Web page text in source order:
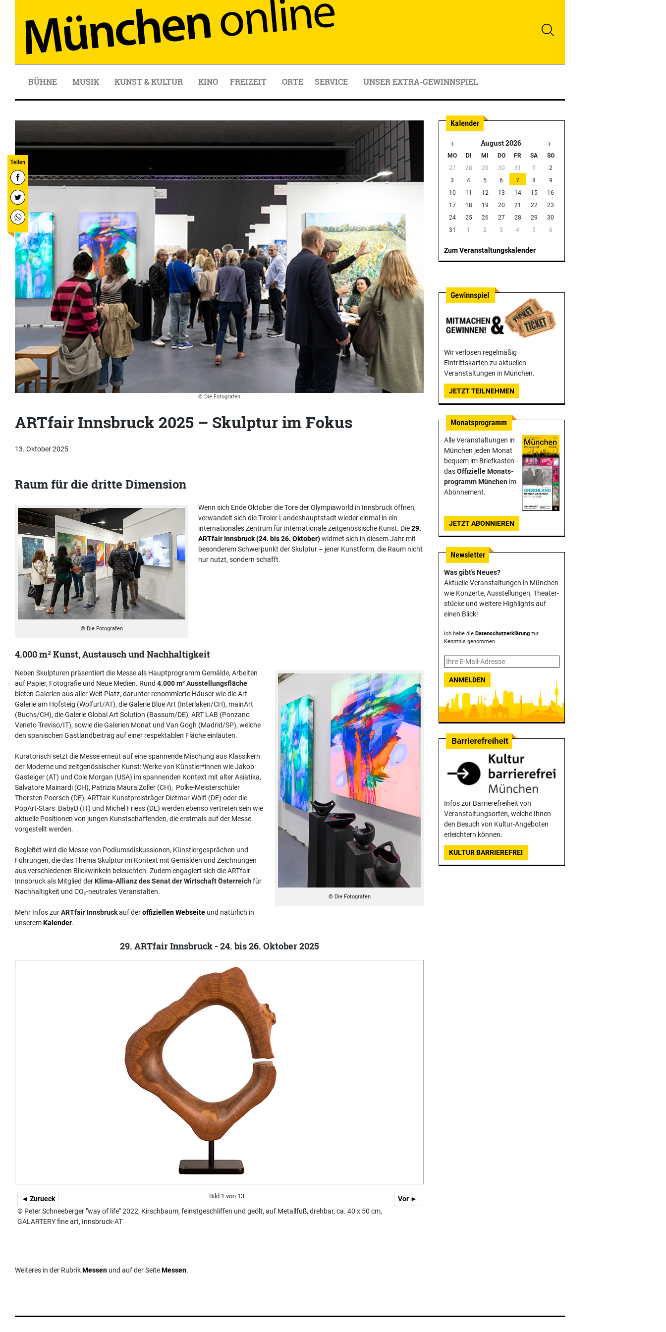
BÜHNE MUSIK KUNST & KULTUR KINO FREIZEIT ORTE SERVICE UNSER EXTRA-GEWINNSPIEL
© Die Fotografen
ARTfair Innsbruck 2025 – Skulptur im Fokus
13. Oktober 2025
Raum für die dritte Dimension
© Die Fotografen
Wenn sich Ende Oktober die Tore der Olympiaworld in Innsbruck öffnen,
verwandelt sich die Tiroler Landeshauptstadt wieder einmal in ein
internationales Zentrum für internationale zeitgenössische Kunst. Die29.
ARTfair Innsbruck (24. bis 26. Oktober)widmet sich in diesem Jahr mit
besonderem Schwerpunkt der Skulptur – jener Kunstform, die Raum nicht
nur nutzt, sondern schafft.
4.000 m² Kunst, Austausch und Nachhaltigkeit
© Die Fotografen
Neben Skulpturen präsentiert die Messe als Hauptprogramm Gemälde, Arbeiten
auf Papier, Fotografie und Neue Medien. Rund 4.000 m² Ausstellungsfläche
bieten Galerien aus aller Welt Platz, darunter renommierte Häuser wie die Art-
Galerie am Hofsteig (Wolfurt/AT), die Galerie Blue Art (Interlaken/CH), mainArt
(Buchs/CH), die Galerie Global Art Solution (Bassum/DE), ART LAB (Ponzano
Veneto Treviso/IT), sowie die Galerien Monat und Van Gogh (Madrid/SP), welche
den spanischen Gastlandbeitrag auf einer respektablen Fläche einläuten.
Kuratorisch setzt die Messe erneut auf eine spannende Mischung aus Klassikern
der Moderne und zeitgenössischer Kunst: Werke von Künstler*innen wie Jakob
Gasteiger (AT) und Cole Morgan (USA) im spannenden Kontext mit alter Asiatika,
Salvatore Mainardi (CH), Patrizia Maura Zoller (CH), Polke-Meisterschüler
Thorsten Poersch (DE), ARTfair-Kunstpreisträger Dietmar Wölfl (DE) oder die
PopArt-Stars BabyD (IT) und Michel Friess (DE) werden ebenso vertreten sein wie
aktuelle Positionen von jungen Kunstschaffenden, die erstmals auf der Messe
vorgestellt werden.
Begleitet wird die Messe von Podiumsdiskussionen, Künstlergesprächen und
Führungen, die das Thema Skulptur im Kontext mit Gemälden und Zeichnungen
aus verschiedenen Blickwinkeln beleuchten. Zudem engagiert sich die ARTfair
Innsbruck als Mitglied derKlima-Allianz des Senat der Wirtschaft Österreichfür
Nachhaltigkeit und CO₂-neutrales Veranstalten.
Mehr Infos zurARTfair Innsbruckauf deroffiziellen Webseite und natürlich in
unseremKalender.
29. ARTfair Innsbruck - 24. bis 26. Oktober 2025
◄ Zurueck Vor ►
Bild 1 von 13
© Peter Schneeberger "way of life" 2022, Kirschbaum, feinstgeschliffen und geölt, auf Metallfuß, drehbar, ca. 40 x 50 cm,
GALARTERY fine art, Innsbruck-AT
Weiteres in der RubrikMessen und auf der SeiteMessen.
‹ August 2026 ›
MO DI MI DO FR SA
SO
27
28 29 30 31 1
2
3
4 5 6 7 8
9
10
11 12 13 14 15
16
17
18 19 20 21 22
23
24
25 26 27 28 29
30
31
1 2 3 4 5 6
Zum Veranstaltungskalender
Wir verlosen regelmäßig
Eintrittskarten zu aktuellen
Veranstaltungen in München.
JETZT TEILNEHMEN
Alle Veranstaltungen in
München jeden Monat
bequem im Briefkasten -
dasOffizielle Monats­
programm München im
Abonnement.
JETZT ABONNIEREN
Was gibt's Neues?
Aktuelle Veranstaltungen in München
wie Konzerte, Ausstellungen, Theater­
stücke und weitere Highlights auf
einen Blick!
Ich habe die Datenschutzerklärung zur
Kenntnis genommen.
ANMELDEN
Infos zur Barrierefreiheit von
Veranstaltungsorten, welche Ihnen
den Besuch von Kultur-Angeboten
erleichtern können.
KULTUR BARRIEREFREI